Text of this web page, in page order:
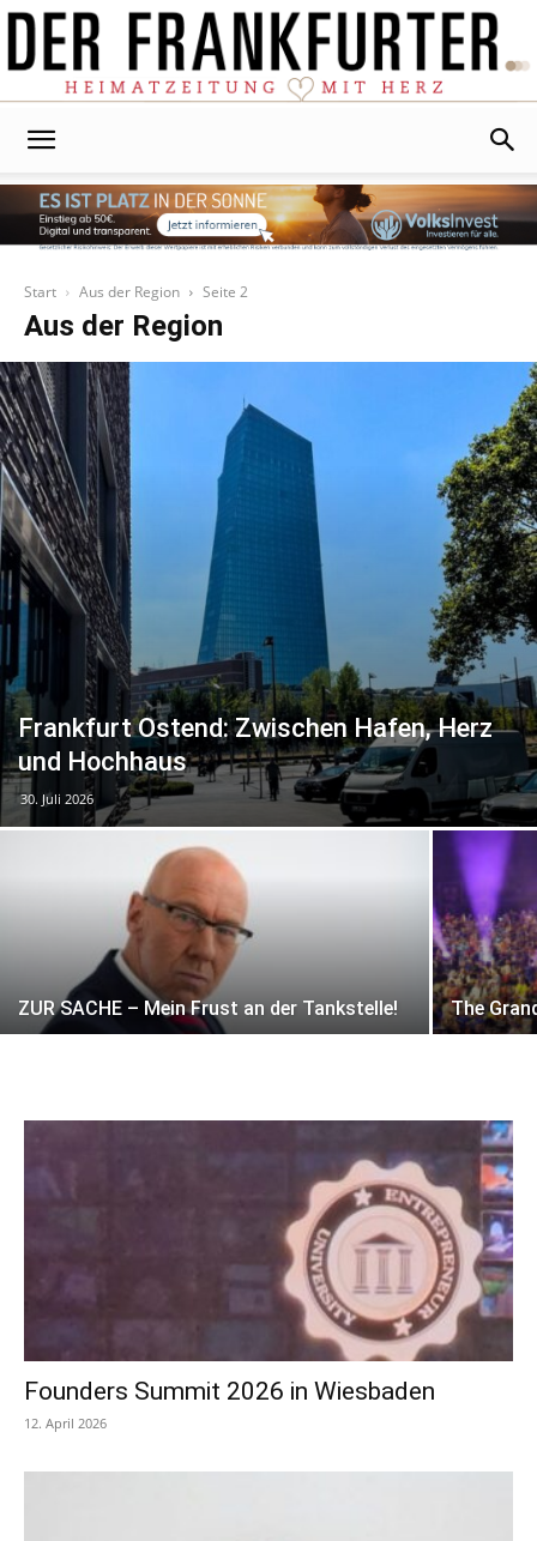
Start
Aus der Region Seite 2
Aus der Region
Frankfurt Ostend: Zwischen Hafen, Herz
und Hochhaus
30. Juli 2026
ZUR SACHE – Mein Frust an der Tankstelle! The
Founders Summit 2026 in Wiesbaden
12. April 2026